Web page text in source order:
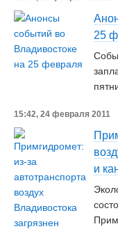
25
15:42, 24 февраля 2011
и